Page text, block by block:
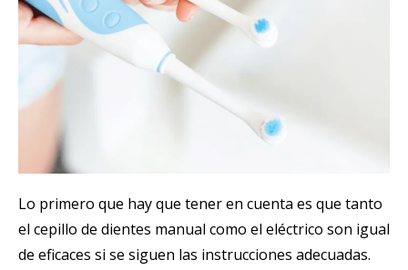
Lo primero que hay que tener en cuenta es que tanto
el cepillo de dientes manual como el eléctrico son igual
de eficaces si se siguen las instrucciones adecuadas.